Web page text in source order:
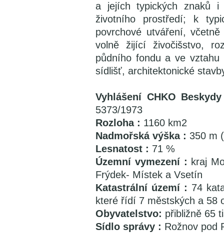
a jejích typických znaků i
životního prostředí; k
povrchové utváření,
volně žijící živočišstvo,
půdního fondu a ve
sídlišť, architektonické
Vyhlášení CHKO
5373/1973
Rozloha : 1160 km2
Nadmořská výška : 350 m
Lesnatost : 71 %
Územní vymezení : kraj
Frýdek- Místek a Vsetín
Katastrální území : 74
které řídí 7 městských a 58
Obyvatelstvo: přibližně 65
Sídlo správy : Rožnov pod